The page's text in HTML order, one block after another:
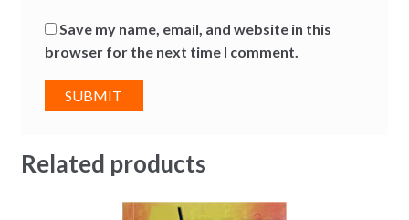
Save my name, email, and website in this
browser for the next time I comment.
Related products